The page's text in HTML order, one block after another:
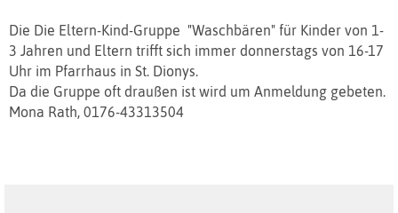
Die Die Eltern-Kind-Gruppe "Waschbären" für Kinder von 1-
3 Jahren und Eltern trifft sich immer donnerstags von 16-17
Uhr im Pfarrhaus in St. Dionys.
Da die Gruppe oft draußen ist wird um Anmeldung gebeten.
Mona Rath, 0176-43313504